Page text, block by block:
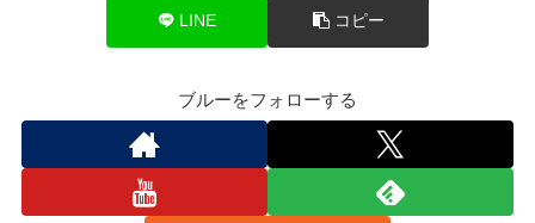
LINE コピー
ブルーをフォローする